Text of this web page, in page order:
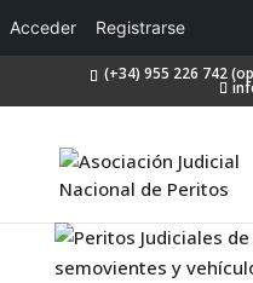
Acceder Registrarse
(+34) 955 226 742